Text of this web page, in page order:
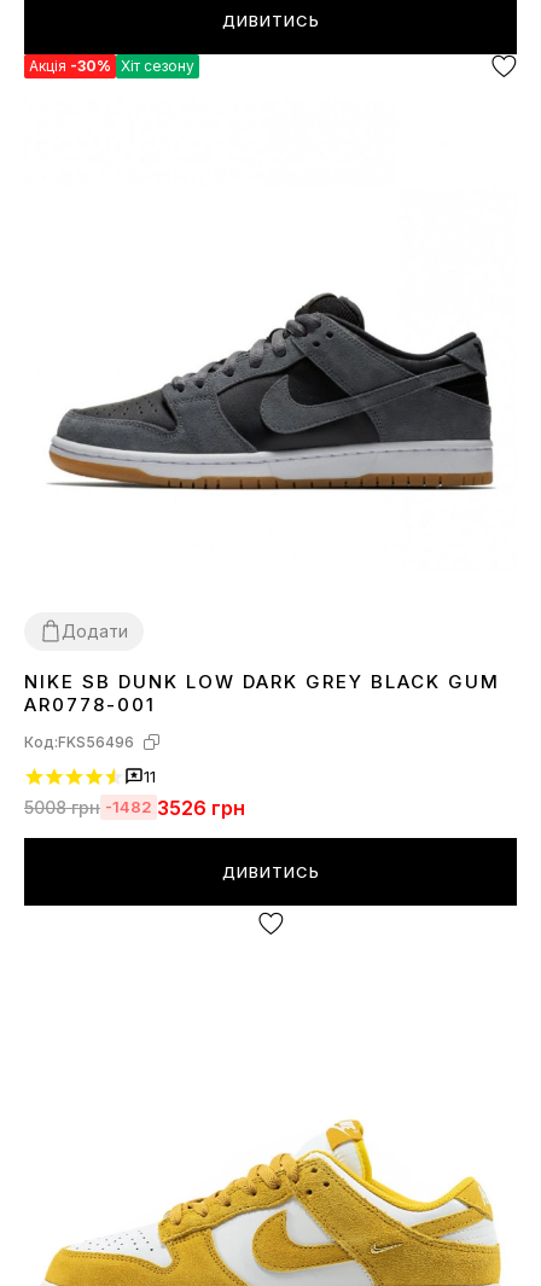
ДИВИТИСЬ
Акція -30% Хіт сезону
Додати
3637 38394041 42 434445
NIKE SB DUNK LOW DARK GREY BLACK GUM
AR0778-001
Код:FKS56496
11
5008грн -1482 3526 грн
ДИВИТИСЬ